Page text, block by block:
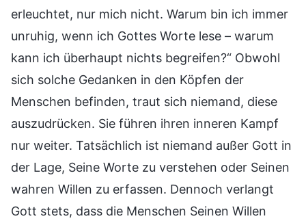
erleuchtet, nur mich nicht. Warum bin ich immer
unruhig, wenn ich Gottes Worte lese – warum
kann ich überhaupt nichts begreifen?“ Obwohl
sich solche Gedanken in den Köpfen der
Menschen befinden, traut sich niemand, diese
auszudrücken. Sie führen ihren inneren Kampf
nur weiter. Tatsächlich ist niemand außer Gott in
der Lage, Seine Worte zu verstehen oder Seinen
wahren Willen zu erfassen. Dennoch verlangt
Gott stets, dass die Menschen Seinen Willen